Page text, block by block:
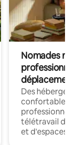
Nomades
déplacement
Des
confortables
professionnels
télétravail
et d'espaces